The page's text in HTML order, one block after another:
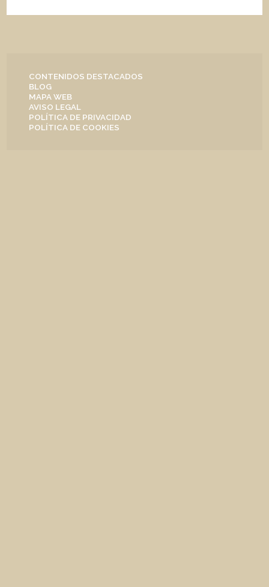
CONTENIDOS DESTACADOS
BLOG
MAPA WEB
AVISO LEGAL
POLÍTICA DE PRIVACIDAD
POLÍTICA DE COOKIES